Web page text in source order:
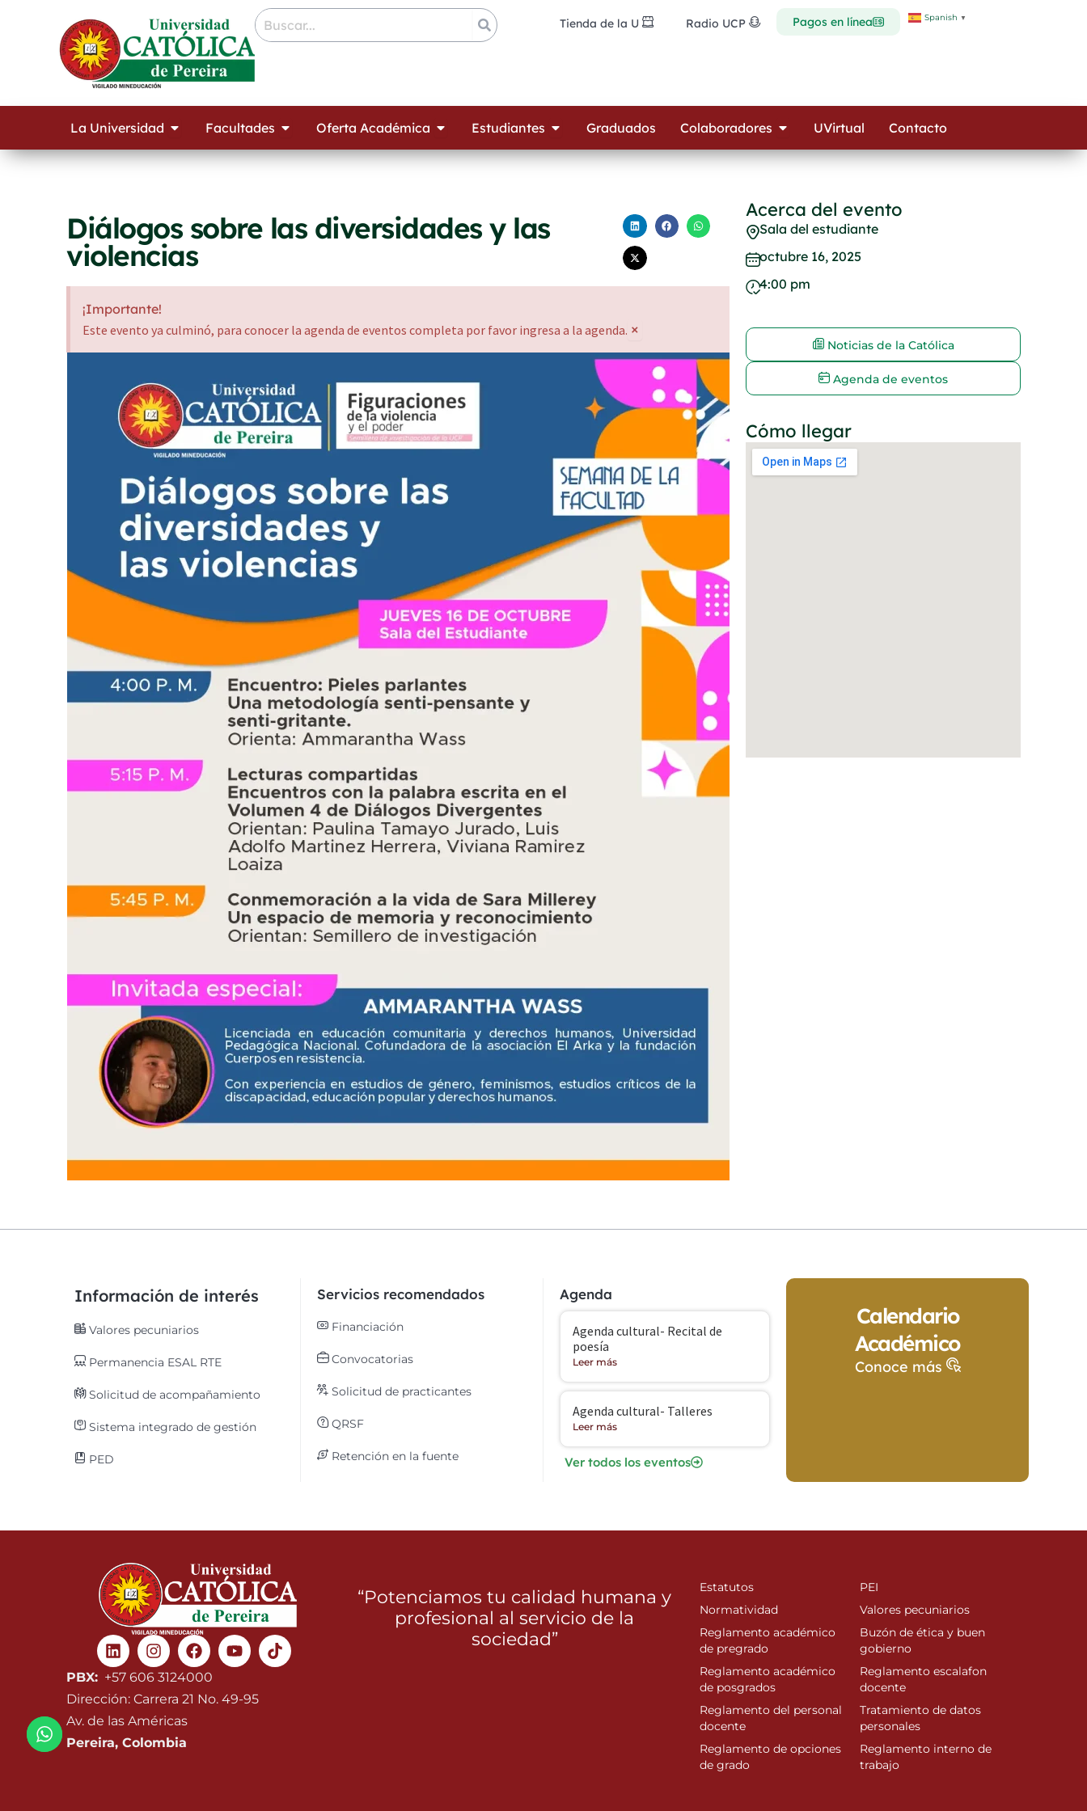
Tienda de la U Radio UCP Pagos en línea Spanish ▼
La Universidad Open La Universidad
Facultades Open Facultades
Oferta Académica Open Oferta Académica
Estudiantes Open Estudiantes
Graduados Colaboradores Open Colaboradores
UVirtual Contacto
Diálogos sobre las diversidades y las
violencias
¡Importante!
Este evento ya culminó, para conocer la agenda de eventos completa por favor ingresa a la agenda. ×
Acerca del evento
Sala del estudiante
octubre 16, 2025
4:00 pm
Noticias de la Católica
Agenda de eventos
Cómo llegar
Información de interés
Valores pecuniarios
Permanencia ESAL RTE
Solicitud de acompañamiento
Sistema integrado de gestión
PED
Servicios recomendados
Financiación
Convocatorias
Solicitud de practicantes
QRSF
Retención en la fuente
Agenda
Agenda cultural- Recital de
poesía
Leer más
Agenda cultural- Talleres
Leer más
Ver todos los eventos
Calendario
Académico
Conoce más
LinkedinInstagram
Facebook
Youtube
PBX: +57 606 3124000
Dirección: Carrera 21 No. 49-95
Av. de las Américas
Pereira, Colombia
“Potenciamos tu calidad humana y
profesional al servicio de la
sociedad”
Estatutos
Normatividad
Reglamento académico
de pregrado
Reglamento académico
de posgrados
Reglamento del personal
docente
Reglamento de opciones
de grado
PEI
Valores pecuniarios
Buzón de ética y buen
gobierno
Reglamento escalafon
docente
Tratamiento de datos
personales
Reglamento interno de
trabajo